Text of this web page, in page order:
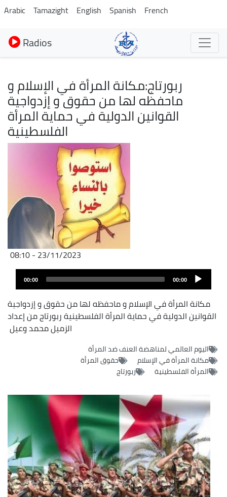
Aller
au
contenu
principal
Arabic Tamazight English Spanish French
Radios
ربورتاج:مكانة المرأة في الإسلام و
ماحفظه لها من حقوق و إزدواجية
القوانين الدولية في حماية المرأة
الفلسطينية
23/11/2023 - 08:10
Fichier
audio
00:00
00:00
مكانة المرأة في الإسلام و ماحفظه لها من حقوق و إزدواجية
القوانين الدولية في حماية المرأة الفلسطينية ربورتاج من إعداد
الزميل محمد وعيل
اليوم العالمي لمناهضة العنف ضد المرأة
مكانة المرأة في الإسلام
حقوق المرأة
المرأة الفلسطينية
ربورتاج